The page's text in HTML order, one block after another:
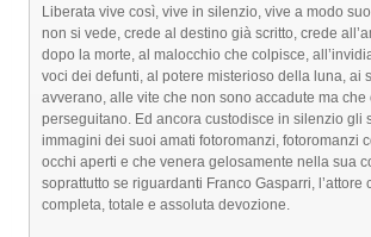
Liberata vive così, vive in silenzio, vive a modo
non si vede, crede al destino già scritto, crede
dopo la morte, al malocchio che colpisce,
voci dei defunti, al potere misterioso della luna, ai
avverano, alle vite che non sono accadute ma che
perseguitano. Ed ancora custodisce in silenzio gli
immagini dei suoi amati fotoromanzi, fotoromanzi
occhi aperti e che venera gelosamente nella sua
soprattutto se riguardanti Franco Gasparri, l’attore
completa, totale e assoluta devozione.